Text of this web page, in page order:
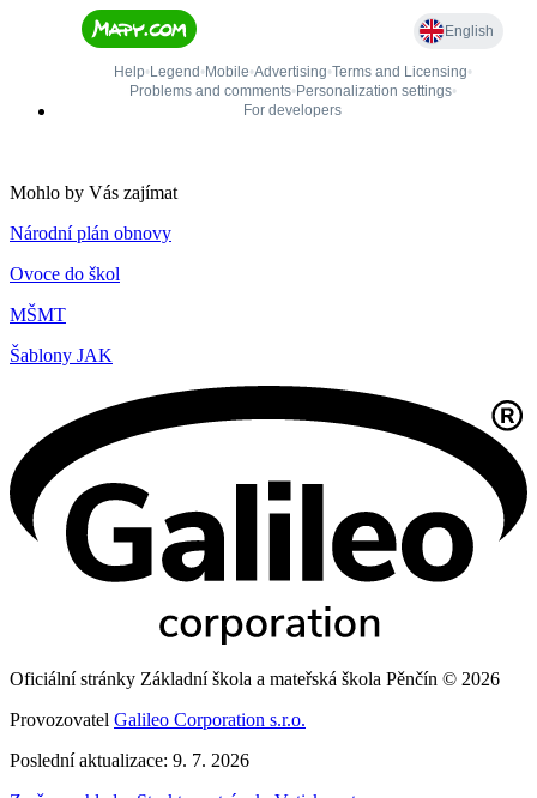
Mohlo by Vás zajímat
Národní plán obnovy
Ovoce do škol
MŠMT
Šablony JAK
Oficiální stránky Základní škola a mateřská škola Pěnčín © 2026
Provozovatel Galileo Corporation s.r.o.
Poslední aktualizace: 9. 7. 2026